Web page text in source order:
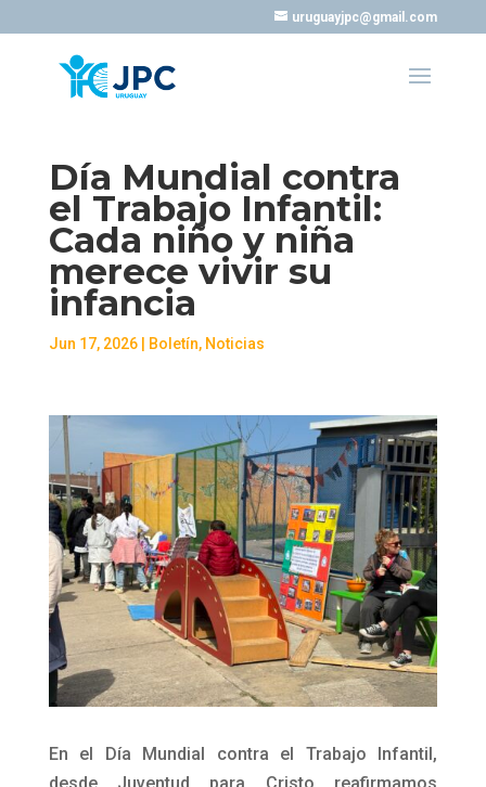
uruguayjpc@gmail.com
Día Mundial contra
el Trabajo Infantil:
Cada niño y niña
merece vivir su
infancia
Jun 17, 2026| Boletín, Noticias
En el Día Mundial contra el Trabajo Infantil,